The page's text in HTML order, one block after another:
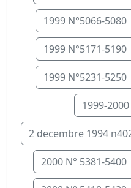
1999 N°5066-5080
1999 N°5171-5190
1999 N°5231-5250
1999-
2 decembre 1994
2000 N° 5381-5400